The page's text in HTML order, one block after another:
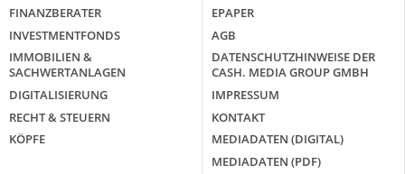
FINANZBERATER
INVESTMENTFONDS
IMMOBILIEN &
SACHWERTANLAGEN
DIGITALISIERUNG
RECHT & STEUERN
KÖPFE
EPAPER
AGB
DATENSCHUTZHINWEISE DER
CASH. MEDIA GROUP GMBH
IMPRESSUM
KONTAKT
MEDIADATEN (DIGITAL)
MEDIADATEN (PDF)